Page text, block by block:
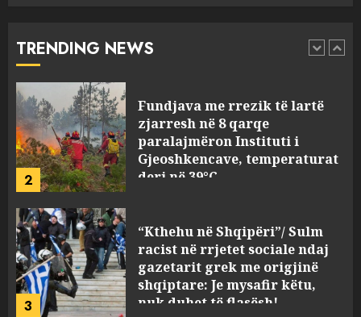
TRENDING NEWS
2
deri në 39°C
3
“Kthehu në Shqipëri”/ Sulm
racist në rrjetet sociale ndaj
gazetarit grek me origjinë
shqiptare: Je mysafir këtu,
nuk duhet të flasësh!
4
Sherr në burgun e Fierit, dy të
burgosur përfundojnë në
spital! (Emrat)
AUGUST 8, 2026